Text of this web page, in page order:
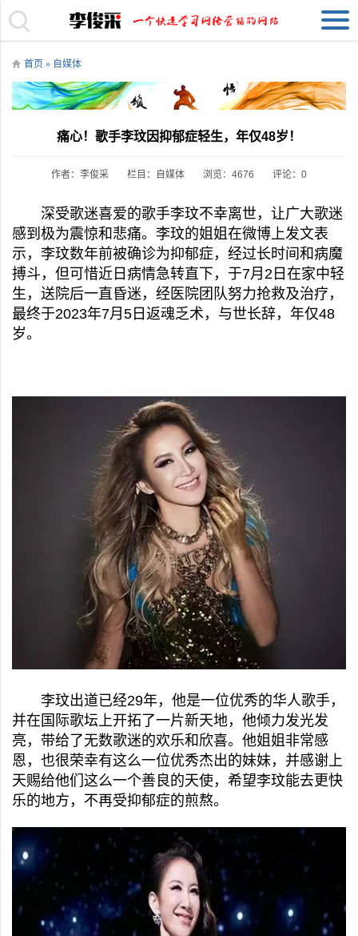
首页 » 自媒体
痛心！歌手李玟因抑郁症轻生，年仅48岁！
作者：李俊采 栏目： 自媒体 浏览：4676 评论：0
深受歌迷喜爱的歌手李玟不幸离世，让广大歌迷
感到极为震惊和悲痛。李玟的姐姐在微博上发文表
示，李玟数年前被确诊为抑郁症，经过长时间和病魔
搏斗，但可惜近日病情急转直下，于7月2日在家中轻
生，送院后一直昏迷，经医院团队努力抢救及治疗，
最终于2023年7月5日返魂乏术，与世长辞，年仅48
岁。
李玟出道已经29年，他是一位优秀的华人歌手，
并在国际歌坛上开拓了一片新天地，他倾力发光发
亮，带给了无数歌迷的欢乐和欣喜。他姐姐非常感
恩，也很荣幸有这么一位优秀杰出的妹妹，并感谢上
天赐给他们这么一个善良的天使，希望李玟能去更快
乐的地方，不再受抑郁症的煎熬。